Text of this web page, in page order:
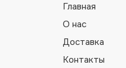
Главная
О нас
Доставка
Контакты
с